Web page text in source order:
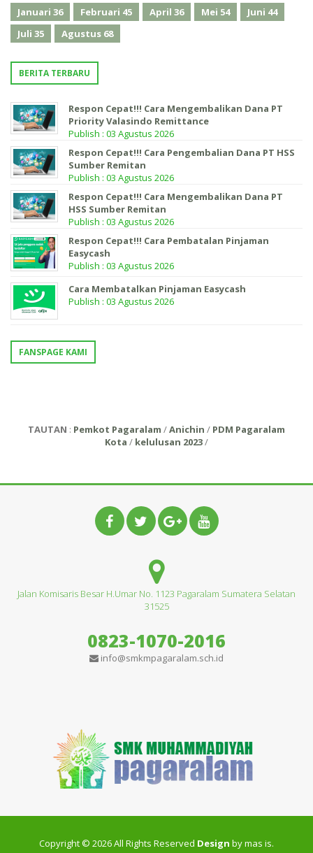
Januari 36 Februari 45 April 36 Mei 54 Juni 44
Juli 35 Agustus 68
BERITA TERBARU
Respon Cepat!!! Cara Mengembalikan Dana PT
Priority Valasindo Remittance
Publish : 03 Agustus 2026
Respon Cepat!!! Cara Pengembalian Dana PT HSS
Sumber Remitan
Publish : 03 Agustus 2026
Respon Cepat!!! Cara Mengembalikan Dana PT
HSS Sumber Remitan
Publish : 03 Agustus 2026
Respon Cepat!!! Cara Pembatalan Pinjaman
Easycash
Publish : 03 Agustus 2026
Cara Membatalkan Pinjaman Easycash
Publish : 03 Agustus 2026
FANSPAGE KAMI
TAUTAN : Pemkot Pagaralam /Anichin / PDM Pagaralam
Kota / kelulusan 2023/
Jalan Komisaris Besar H.Umar No. 1123 Pagaralam Sumatera Selatan
31525
0823-1070-2016
info@smkmpagaralam.sch.id
Copyright © 2026 All Rights Reserved Design by mas is.